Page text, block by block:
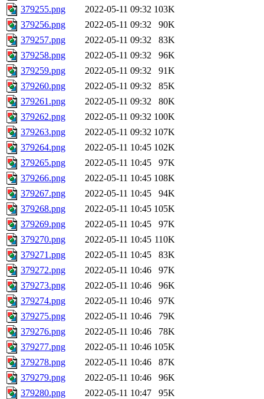
379255.png
2022-05-11 09:32 103K
379256.png
2022-05-11 09:32
90K
379257.png
2022-05-11 09:32
83K
379258.png
2022-05-11 09:32
96K
379259.png
2022-05-11 09:32
91K
379260.png
2022-05-11 09:32
85K
379261.png
2022-05-11 09:32
80K
379262.png
2022-05-11 09:32 100K
379263.png
2022-05-11 09:32 107K
379264.png
2022-05-11 10:45 102K
379265.png
2022-05-11 10:45
97K
379266.png
2022-05-11 10:45 108K
379267.png
2022-05-11 10:45
94K
379268.png
2022-05-11 10:45 105K
379269.png
2022-05-11 10:45
97K
379270.png
2022-05-11 10:45 110K
379271.png
2022-05-11 10:45
83K
379272.png
2022-05-11 10:46
97K
379273.png
2022-05-11 10:46
96K
379274.png
2022-05-11 10:46
97K
379275.png
2022-05-11 10:46
79K
379276.png
2022-05-11 10:46
78K
379277.png
2022-05-11 10:46 105K
379278.png
2022-05-11 10:46
87K
379279.png
2022-05-11 10:46
96K
379280.png
2022-05-11 10:47
95K